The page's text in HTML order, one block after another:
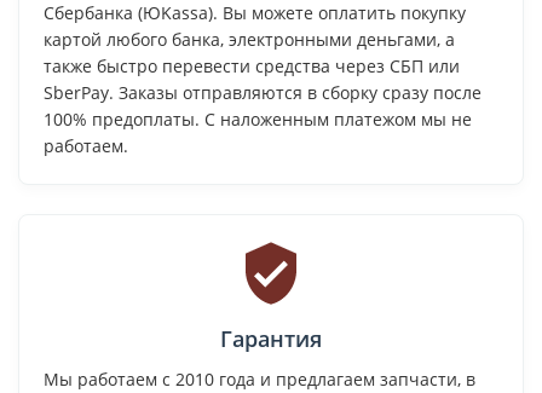
Сбербанка (ЮKassa). Вы можете оплатить покупку
картой любого банка, электронными деньгами, а
также быстро перевести средства через СБП или
SberPay. Заказы отправляются в сборку сразу после
100% предоплаты. С наложенным платежом мы не
работаем.
Гарантия
Мы работаем с 2010 года и предлагаем запчасти, в